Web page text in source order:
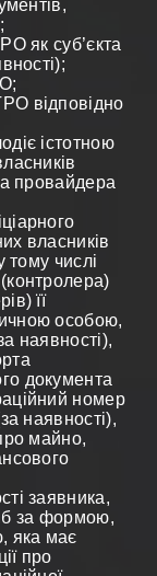
як суб’єкта
відповідно
істотною
провайдера
власників
тому числі
її
особою,
наявності),
документа
номер
наявності),
майно,
заявника,
за формою,
яка має
про